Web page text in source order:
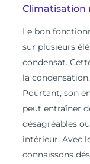
Climatisation
Le bon
sur plusieurs
condensat.
la
Pourtant, son
peut entraîner
désagréables
intérieur. Avec
connaissons